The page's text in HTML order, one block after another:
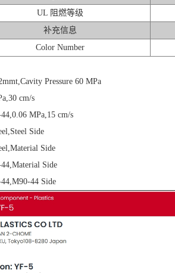
UL 阻燃等级
补充信息
Color Number
Pressure 60 MPa
cm/s
MPa,15 cm/s
Side
Side
Side
44 Side